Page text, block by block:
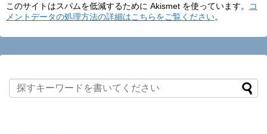
このサイトはスパムを低減するために Akismet を使っています。
コ
メントデータの処理方法の詳細はこちらをご覧ください。